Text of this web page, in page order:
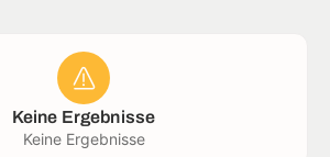
Keine Ergebnisse
Keine Ergebnisse